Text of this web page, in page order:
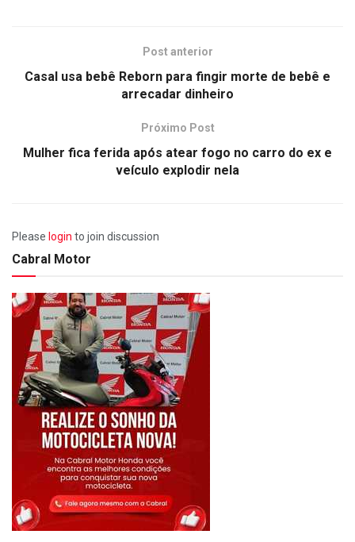
Post anterior
Casal usa bebê Reborn para fingir morte de bebê e
arrecadar dinheiro
Próximo Post
Mulher fica ferida após atear fogo no carro do ex e
veículo explodir nela
Please login to join discussion
Cabral Motor